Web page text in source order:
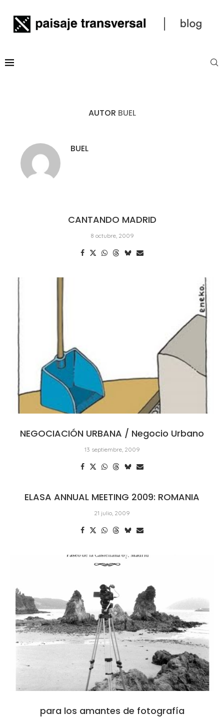
AUTOR BUEL
BUEL
CANTANDO MADRID
8 octubre, 2009
NEGOCIACIÓN URBANA / Negocio Urbano
13 septiembre, 2009
ELASA ANNUAL MEETING 2009: ROMANIA
21 julio, 2009
para los amantes de fotografía